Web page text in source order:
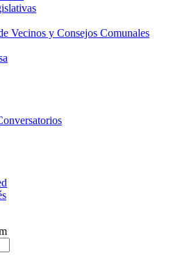
Vecinos y Consejos Comunales